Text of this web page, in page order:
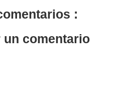
:
un comentario